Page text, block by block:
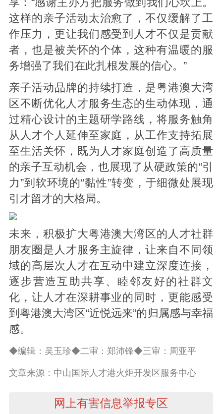
这样的亲子活动太治愈了，不仅缓解了工
作压力，更让我们感受到人才不仅是贡献
者，也是被关怀的个体，这种有温暖的服
务增强了我们在此扎根发展的信心。”
亲子活动品牌的持续打造，是粤港澳大湾
区不断优化人才服务生态的生动体现，通
过精心设计的主题研学路线，将服务触角
从人才个人延伸至家庭，从工作支持拓展
至生活关怀，既为人才家庭创造了高质量
的亲子互动机会，也展现了从硬政策的“引
力”到软环境的“黏性”转变，于细微处展现
引才留才的大格局。
未来，积极扩大粤港澳大湾区的人才社群
朋友圈是人才服务主旋律，让来自不同领
域的高层次人才在互动中建立深度连接，
逐步营造互助共享、睦邻友好的社群文
化，让人才在深耕事业的同时，更能感受
到粤港澳大湾区“近悦远来”的归属感与幸福
感。
◆编辑：吴玉珍◆二审：郑沛锋◆三审：周亚平
文章来源：中山国际人才港火炬开发区服务中心
网上有害信息举报专区